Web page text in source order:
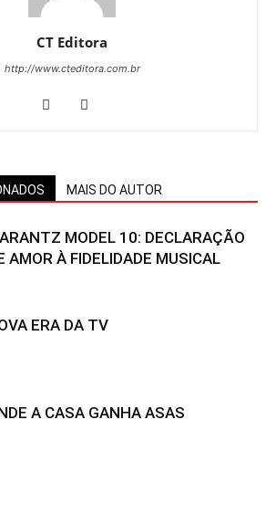
CT Editora
http://www.cteditora.com.br
MAIS DO AUTOR
MODEL 10: DECLARAÇÃO
AMOR À FIDELIDADE MUSICAL
ERA DA TV
A CASA GANHA ASAS